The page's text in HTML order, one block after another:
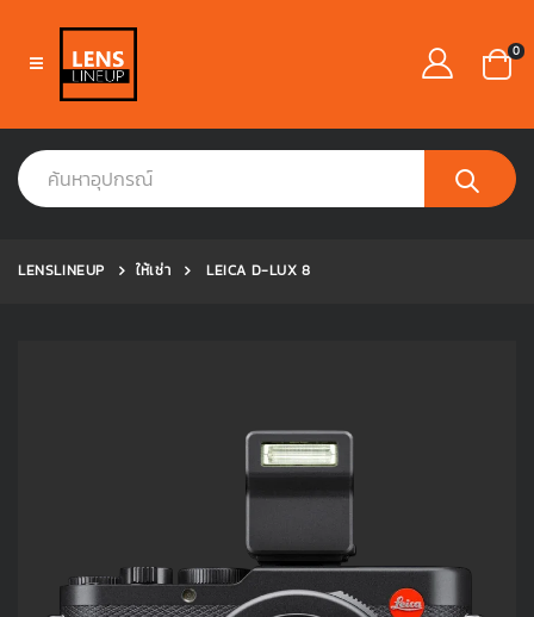
0
LENSLINEUP ให้เช่า LEICA D-LUX 8